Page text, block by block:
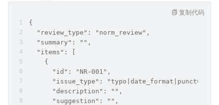
{
  "review_type": "norm_review",
  "summary": "",
  "items": [
    {
      "id": "NR-001",
"issue_type":
      "description": "",
      "suggestion": "",
复制代码